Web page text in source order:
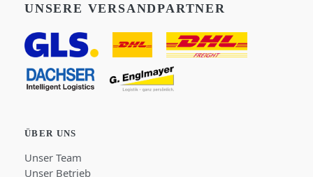
UNSERE VERSANDPARTNER
ÜBER UNS
Unser Team
Unser Betrieb